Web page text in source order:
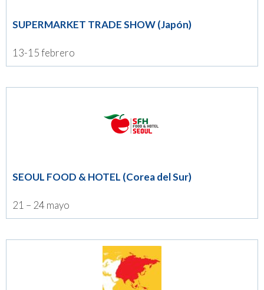
SUPERMARKET TRADE SHOW (Japón)
13-15 febrero
SEOUL FOOD & HOTEL (Corea del Sur)
21 – 24 mayo